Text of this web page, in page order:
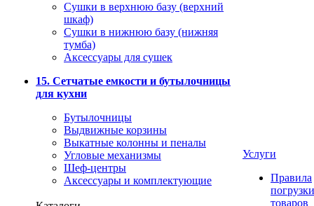
Сушки в верхнюю базу (верхний
шкаф)
Сушки в нижнюю базу (нижняя
тумба)
Аксессуары для сушек
15. Сетчатые емкости и бутылочницы
для кухни
Бутылочницы
Выдвижные корзины
Выкатные колонны и пеналы
Угловые механизмы
Шеф-центры
Аксессуары и комплектующие
Услуги
Правила
погрузки
товаров